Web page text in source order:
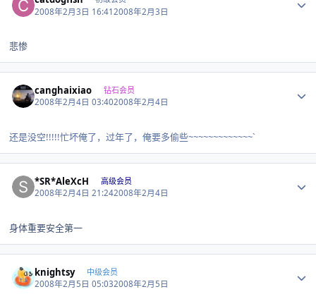
2008年2月3日 16:412008年2月3日
悲惨
canghaixiao 钻石会员
2008年2月4日 03:402008年2月4日
还是没空!!!!!忙坏俺了，过年了，俺要多偷些~~~~~~~~~~~~~`
*SR*AleXcH 高级会员
2008年2月4日 21:242008年2月4日
身体重要安全第一
knightsy 中级会员
2008年2月5日 05:032008年2月5日